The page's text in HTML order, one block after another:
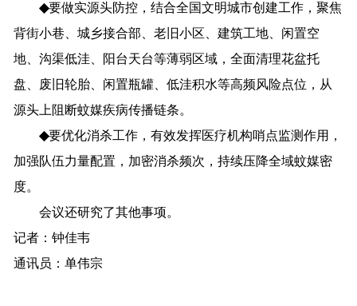
◆要做实源头防控，结合全国文明城市创建工作 ，聚焦
背街小巷、城乡接合部、老旧小区、建筑工地、闲置空
地、沟渠低洼、阳台天台等薄弱区域，全面清理花盆托
盘、废旧轮胎、闲置瓶罐、低洼积水等高频风险点位， 从
源头上阻断蚊媒疾病传播链条。
◆要优化消杀工作，有效发挥医疗机构哨点监测作用，
加强队伍力量配置， 加密消杀频次 ，持续压降全域蚊媒密
度。
会议还研究了其他事项。
记者 ：钟佳韦
通讯员：单伟宗